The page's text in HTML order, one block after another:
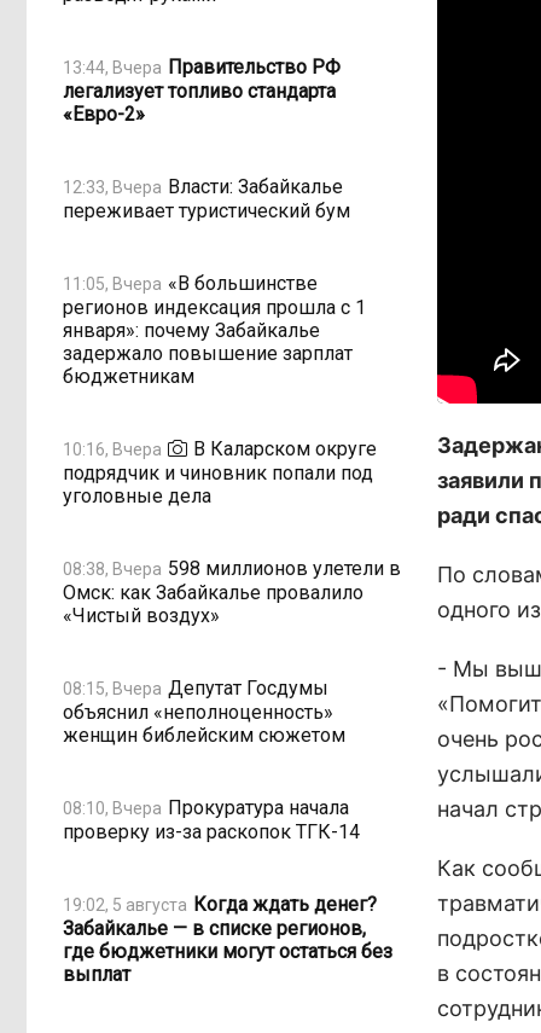
13:44, Вчера Правительство РФ
легализует топливо стандарта
«Евро-2»
12:33, Вчера Власти: Забайкалье
переживает туристический бум
11:05, Вчера «В большинстве
регионов индексация прошла с 1
января»: почему Забайкалье
задержало повышение зарплат
бюджетникам
10:16, Вчера
В Каларском округе
подрядчик и чиновник попали под
уголовные дела
08:38, Вчера 598 миллионов улетели в
Омск: как Забайкалье провалило
«Чистый воздух»
08:15, Вчера Депутат Госдумы
объяснил «неполноценность»
женщин библейским сюжетом
08:10, Вчера Прокуратура начала
проверку из-за раскопок ТГК-14
19:02, 5 августа Когда ждать денег?
Забайкалье — в списке регионов,
где бюджетники могут остаться без
выплат
заявили
ради
По
одного
- Мы
очень
начал
Как
в